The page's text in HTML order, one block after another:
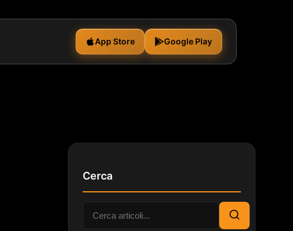
App Store Google Play
Cerca
Cerca:
Cerca